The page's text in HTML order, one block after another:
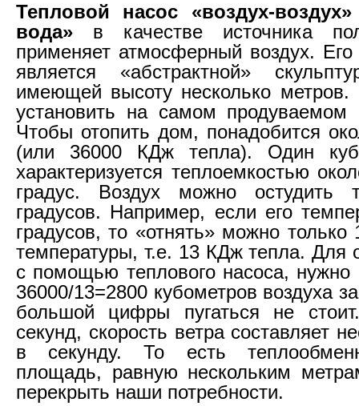
Тепловой насос «воздух-
вода» в качестве источника
применяет атмосферный воздух. Его
является «абстрактной»
имеющей высоту несколько метров.
установить на самом продуваемом
Чтобы отопить дом, понадобится
(или 36000 КДж тепла). Один
характеризуется теплоемкостью
градус. Воздух можно остудить
градусов. Например, если его
градусов, то «отнять» можно только
температуры, т.е. 13 КДж тепла. Для
с помощью теплового насоса, нужно
36000/13=2800 кубометров воздуха
большой цифры пугаться не
секунд, скорость ветра составляет
в секунду. То есть
площадь, равную нескольким
перекрыть наши потребности.